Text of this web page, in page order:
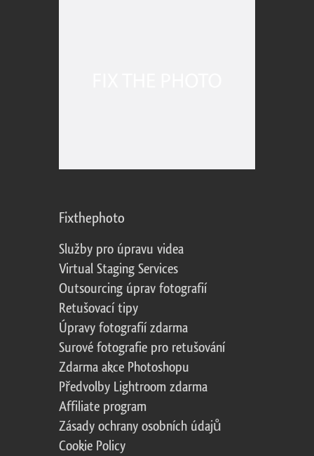
Fixthephoto
Služby pro úpravu videa
Virtual Staging Services
Outsourcing úprav fotografií
Retušovací tipy
Úpravy fotografií zdarma
Surové fotografie pro retušování
Zdarma akce Photoshopu
Předvolby Lightroom zdarma
Affiliate program
Zásady ochrany osobních údajů
Cookie Policy